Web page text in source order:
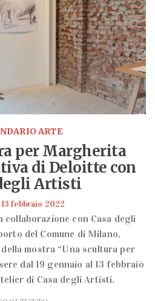
ARTE
per Margherita
di Deloitte con
Artisti
febbraio 2022
collaborazione con Casa degli
del Comune di Milano,
mostra “Una scultura per
dal 19 gennaio al 13 febbraio
di Casa degli Artisti.